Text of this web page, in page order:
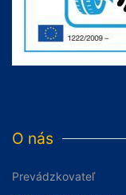
O nás
Prevádzkovateľ